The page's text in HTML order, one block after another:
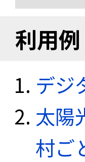
利用例
デジ
太陽
村ご